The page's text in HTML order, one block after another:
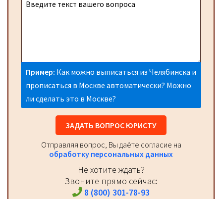
Пример: Как можно выписаться из Челябинска и
прописаться в Москве автоматически? Можно
ли сделать это в Москве?
ЗАДАТЬ ВОПРОС ЮРИСТУ
Отправляя вопрос, Вы даёте согласие на
обработку персональных данных
Не хотите ждать?
Звоните прямо сейчас:
8 (800) 301-78-93